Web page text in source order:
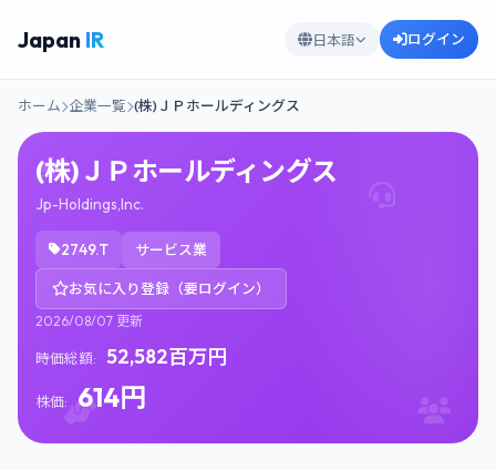
Japan IR 日本語 ログイン
ホーム 企業一覧 (株)ＪＰホールディングス
(株)ＪＰホールディングス
Jp-Holdings,Inc.
2749.T サービス業
お気に入り登録（要ログイン）
2026/08/07 更新
時価総額: 52,582百万円
株価: 614円